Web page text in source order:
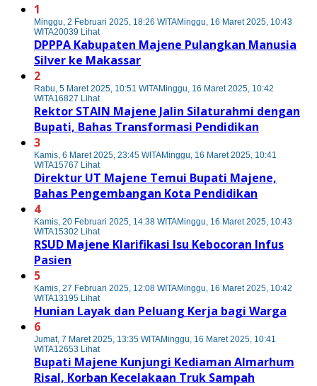
1
Minggu, 2 Februari 2025, 18:26 WITAMinggu, 16 Maret 2025, 10:43
WITA20039 Lihat
DPPPA Kabupaten Majene Pulangkan Manusia
Silver ke Makassar
2
Rabu, 5 Maret 2025, 10:51 WITAMinggu, 16 Maret 2025, 10:42
WITA16827 Lihat
Rektor STAIN Majene Jalin Silaturahmi dengan
Bupati, Bahas Transformasi Pendidikan
3
Kamis, 6 Maret 2025, 23:45 WITAMinggu, 16 Maret 2025, 10:41
WITA15767 Lihat
Direktur UT Majene Temui Bupati Majene,
Bahas Pengembangan Kota Pendidikan
4
Kamis, 20 Februari 2025, 14:38 WITAMinggu, 16 Maret 2025, 10:43
WITA15302 Lihat
RSUD Majene Klarifikasi Isu Kebocoran Infus
Pasien
5
Kamis, 27 Februari 2025, 12:08 WITAMinggu, 16 Maret 2025, 10:42
WITA13195 Lihat
Hunian Layak dan Peluang Kerja bagi Warga
6
Jumat, 7 Maret 2025, 13:35 WITAMinggu, 16 Maret 2025, 10:41
WITA12653 Lihat
Bupati Majene Kunjungi Kediaman Almarhum
Risal, Korban Kecelakaan Truk Sampah